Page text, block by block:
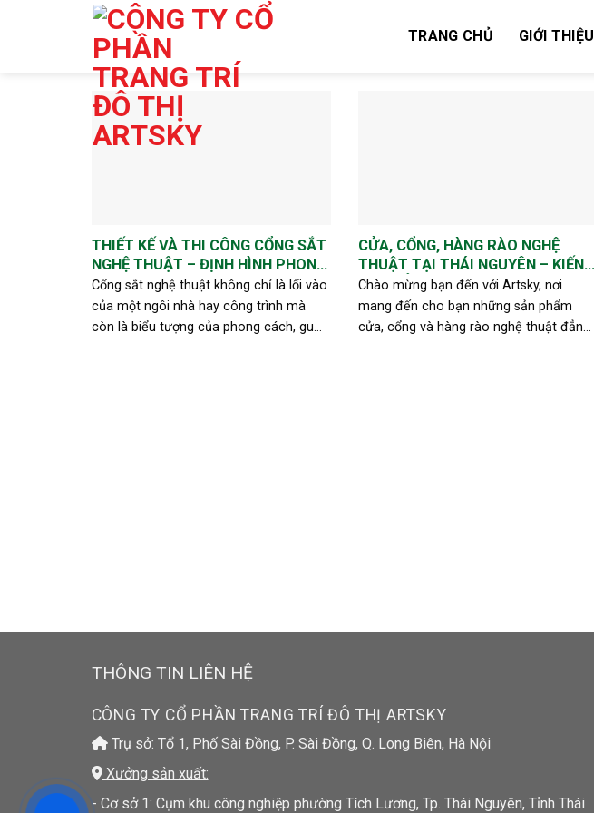
TRANG CHỦ GIỚI THIỆU
THIẾT KẾ VÀ THI CÔNG CỔNG SẮT
NGHỆ THUẬT – ĐỊNH HÌNH PHONG
CÁCH RIÊNG CỦA BẠN
Cổng sắt nghệ thuật không chỉ là lối vào
của một ngôi nhà hay công trình mà
còn là biểu tượng của phong cách, gu
CỬA, CỔNG, HÀNG RÀO NGHỆ
THUẬT TẠI THÁI NGUYÊN – KIẾN
TẠO ĐẲNG CẤP CÙNG ARTSKY
Chào mừng bạn đến với Artsky, nơi
mang đến cho bạn những sản phẩm
cửa, cổng và hàng rào nghệ thuật đẳng
THÔNG TIN LIÊN HỆ
CÔNG TY CỔ PHẦN TRANG TRÍ ĐÔ THỊ ARTSKY
Trụ sở: Tổ 1, Phố Sài Đồng, P. Sài Đồng, Q. Long Biên, Hà Nội
Xưởng sản xuất:
- Cơ sở 1: Cụm khu công nghiệp phường Tích Lương, Tp. Thái Nguyên, Tỉnh Thái